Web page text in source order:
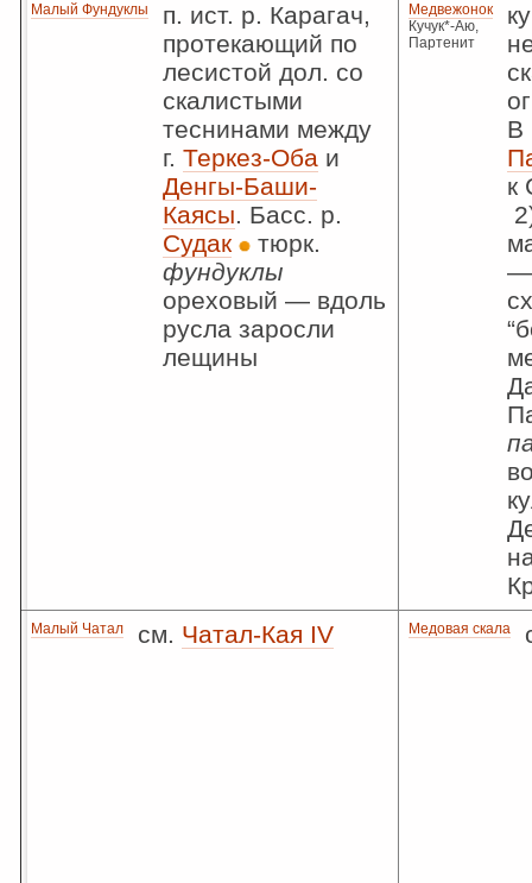
Малый Фундуклы
п. ист. р. Карагач,
протекающий по
лесистой дол. со
скалистыми
теснинами между
г. Теркез-Оба и
Денгы-Баши-
Каясы. Басс. р.
Судак
тюрк.
фундуклы
ореховый — вдоль
русла заросли
лещины
Медвежонок
Кучук*-Аю,
Партенит
В
к
—
Малый Чатал см. Чатал-Кая IV Медовая скала